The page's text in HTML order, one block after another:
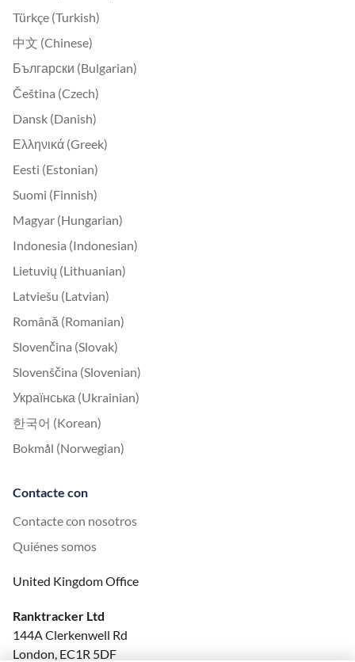
Türkçe (Turkish)
中文 (Chinese)
Български (Bulgarian)
Čeština (Czech)
Dansk (Danish)
Ελληνικά (Greek)
Eesti (Estonian)
Suomi (Finnish)
Magyar (Hungarian)
Indonesia (Indonesian)
Lietuvių (Lithuanian)
Latviešu (Latvian)
Română (Romanian)
Slovenčina (Slovak)
Slovenščina (Slovenian)
Українська (Ukrainian)
한국어 (Korean)
Bokmål (Norwegian)
Contacte con
Contacte con nosotros
Quiénes somos
United Kingdom Office
Ranktracker Ltd
144A Clerkenwell Rd
London, EC1R 5DF